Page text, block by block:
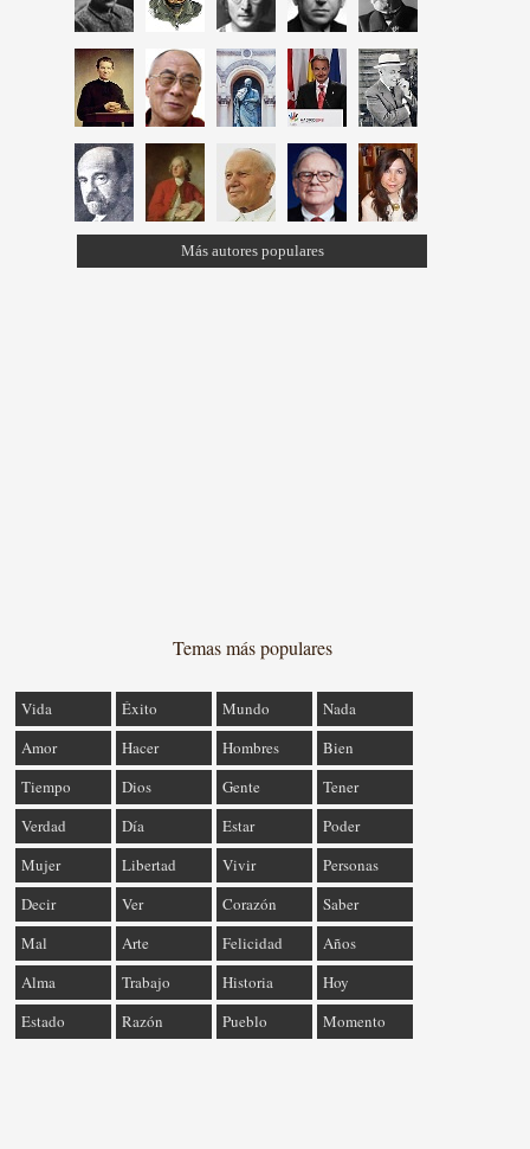
Más autores populares
Temas más populares
Vida Éxito Mundo
Nada
Amor
Hacer Hombres
Bien
Tiempo
Dios Gente
Tener
Verdad
Día Estar
Poder
Mujer
Libertad Vivir
Personas
Decir
Ver Corazón
Saber
Mal
Arte Felicidad
Años
Alma
Trabajo Historia
Hoy
Estado
Razón Pueblo Momento